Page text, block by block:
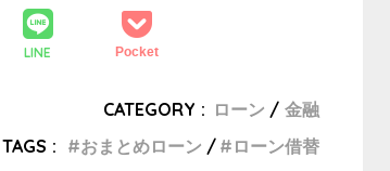
LINE Pocket
CATEGORY : ローン
金融
TAGS :
おまとめローン ローン借替